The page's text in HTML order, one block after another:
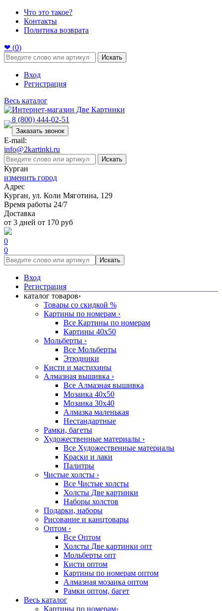
Что это такое?
Контакты
Политика возврата
❤ (0)
Искать
Вход
Регистрация
Весь каталог
8 (800) 444-02-51
Заказать звонок
E-mail:
info@2kartinki.ru
Искать
Курган
изменить город
Адрес
Курган, ул. Коли Мяготина, 129
Время работы 24/7
Доставка
от 3 дней от 170 руб
0
0
Искать
Вход
Регистрация
каталог товаров›
Товары со скидкой %
Картины по номерам ›
Все Картины по номерам
Картины 40x50
Мольберты ›
Все Мольберты
Этюдники
Кисти и мастихины
Алмазная вышивка ›
Все Алмазная вышивка
Мозаика 40x50
Мозаика 30x40
Алмазка маленькая
Нестандартные
Рамки, багеты
Художественные материалы ›
Все Художественные материалы
Краски и лаки
Палитры
Чистые холсты ›
Все Чистые холсты
Холсты Две картинки
Наборы холстов
Подарки, наборы
Рисование и канцтовары
Оптом ›
Все Оптом
Холсты Две картинки опт
Мольберты опт
Кисти оптом
Картины по номерам оптом
Алмазная мозаика оптом
Рамки оптом, багет
Весь каталог
Картины по номерам›